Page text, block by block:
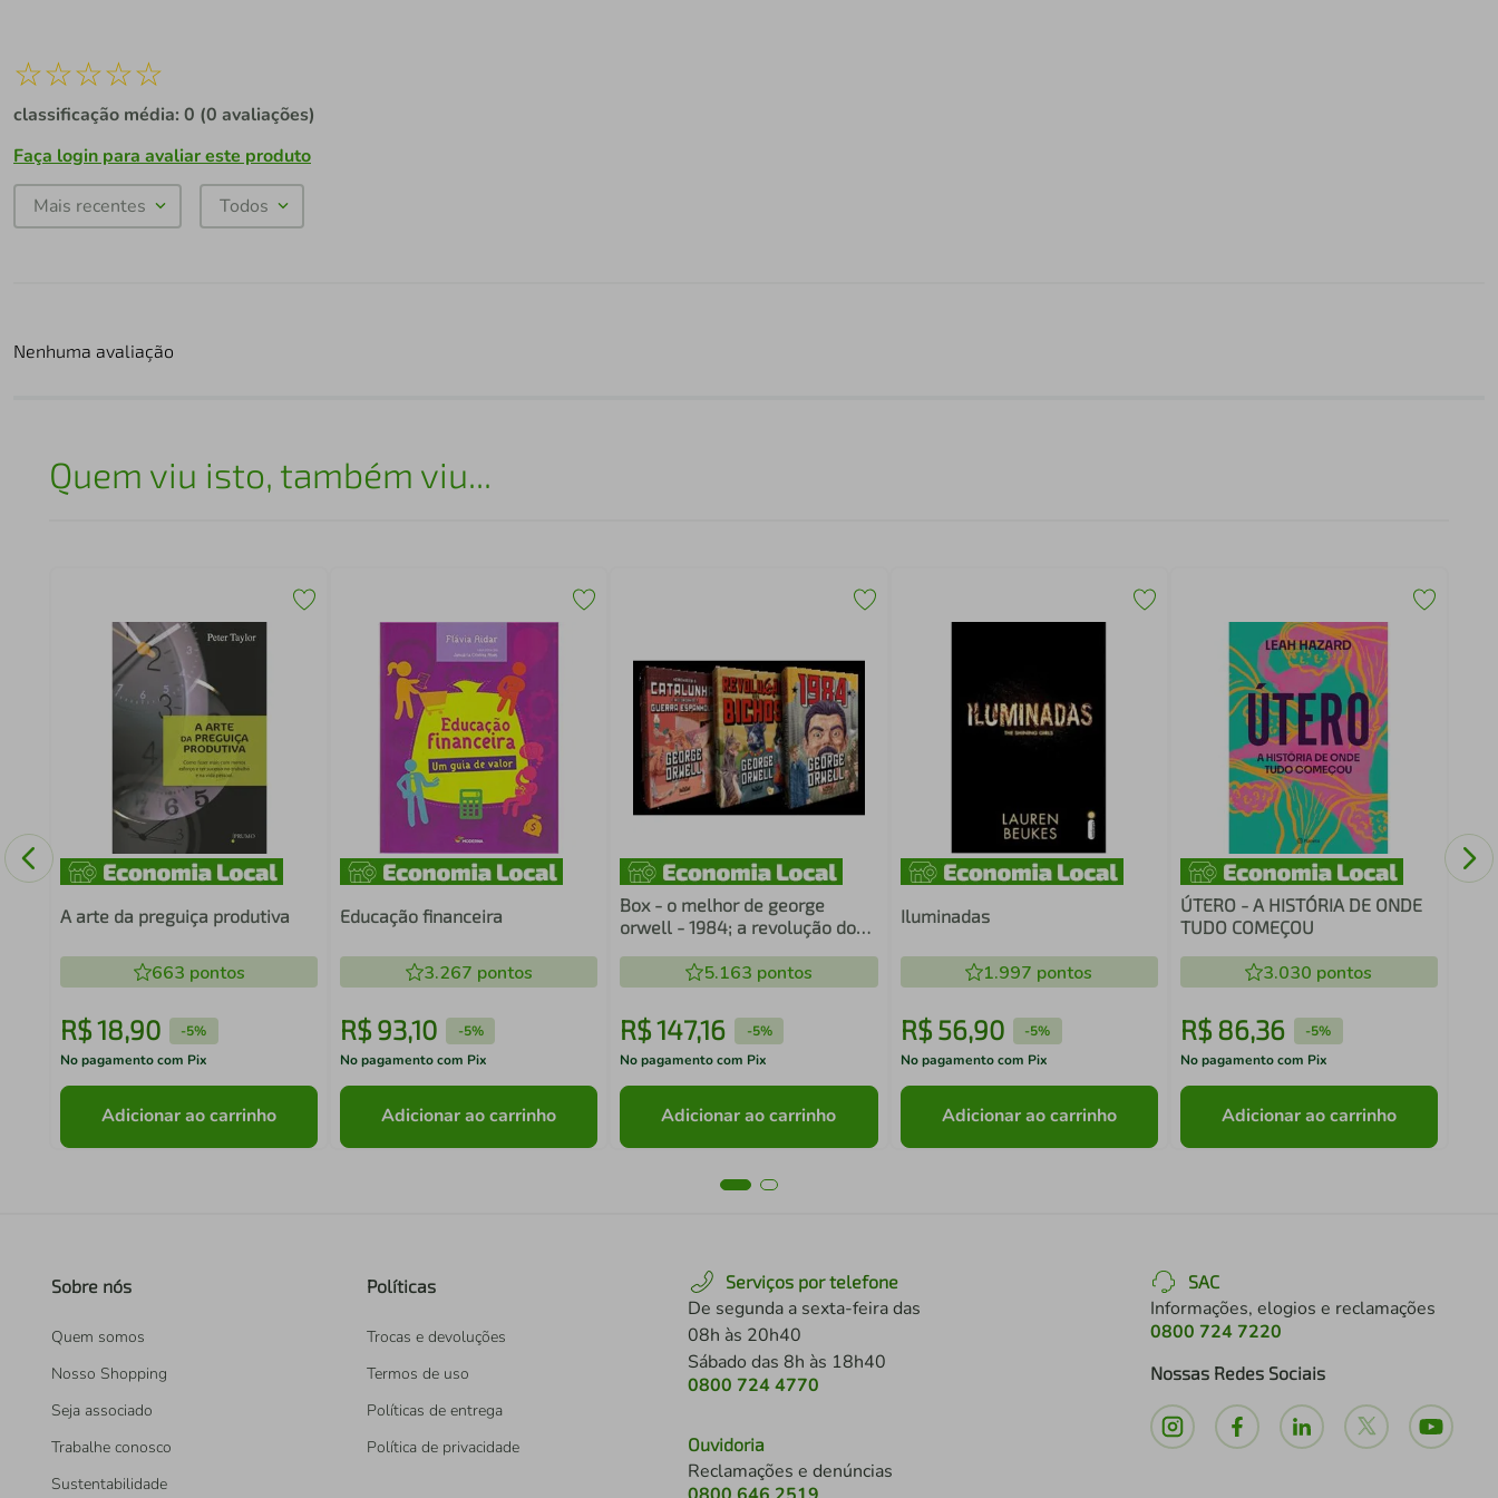
☆☆☆☆☆
classificação média: 0 (0 avaliações)
Faça login para avaliar este produto
Mais recentes Todos
Nenhuma avaliação
Quem viu isto, também viu...
A arte da preguiça produtiva
663 pontos
R$18,90 -5%
No pagamento com Pix
Adicionar ao carrinho
Educação financeira
3.267 pontos
R$ 93,10 -5%
No pagamento com Pix
Adicionar ao carrinho
Box - o melhor de george
orwell - 1984; a revolução dos
catalunha e guerra espanhola
5.163 pontos
R$147,16 -5%
No pagamento com Pix
Adicionar ao carrinho
Iluminadas
1.997 pontos
R$ 56,90 -5%
No pagamento com Pix
Adicionar ao carrinho
ÚTERO - A HISTÓRIA DE ONDE
TUDO COMEÇOU
3.030 pontos
R$ 86,36 -5%
No pagamento com Pix
Adicionar ao carrinho
Sobre nós
Quem somos
Nosso Shopping
Seja associado
Trabalhe conosco
Sustentabilidade
Políticas
Trocas e devoluções
Termos de uso
Políticas de entrega
Política de privacidade
Serviços por telefone
De segunda a sexta-feira das
08h às 20h40
Sábado das 8h às 18h40
0800 724 4770
Ouvidoria
Reclamações e denúncias
SAC
Informações, elogios e reclamações
0800 724 7220
Nossas Redes Sociais